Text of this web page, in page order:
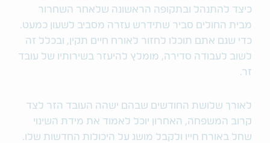
כיצד להתנהל ובתקופה הראשונה שלאחר השחרור
מבית החולים סביר שתידרש עזרה מסביב לשעון כמעט.
כדי שגם אתם תוכלו לחזור לאורח חיים תקין, ובכלל זה
לשוב לעבודה סדירה, מומלץ להיעזר בשירותיו של עובד
זר.
לאורך שלושת החודשים שבהם ישהה העובד הזר לצד
קרוב המשפחה, האחרון יוכל לאמוד את מידת השינוי
שחל באורח חייו ולקבל מושג על היכולות החדשות שלו.